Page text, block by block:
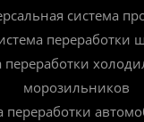
система
переработки
переработки
морозильников
переработки